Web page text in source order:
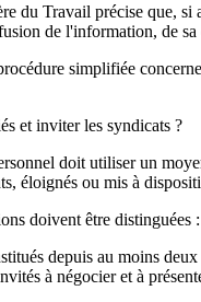
du Travail précise que,
de l'information, de
simplifiée
et inviter les syndicats ?
doit utiliser un
éloignés ou mis à
doivent être distinguées :
depuis au moins
à négocier et à